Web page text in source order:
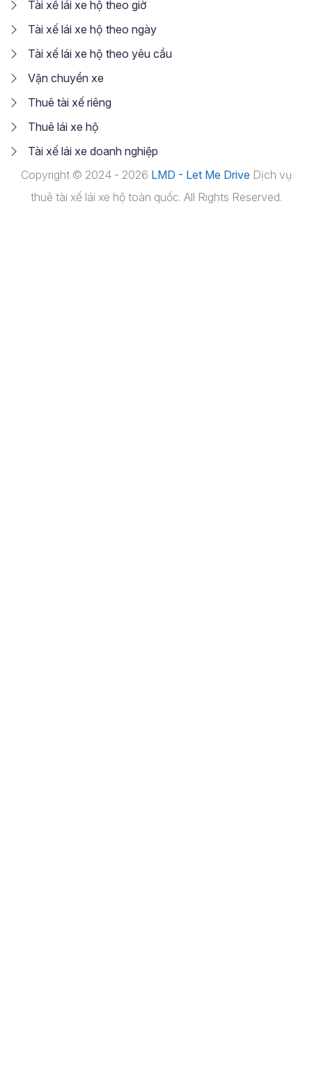
Tài xế lái xe hộ theo giờ
Tài xế lái xe hộ theo ngày
Tài xế lái xe hộ theo yêu cầu
Vận chuyển xe
Thuê tài xế riêng
Thuê lái xe hộ
Tài xế lái xe doanh nghiệp
Copyright © 2024 - 2026 LMD - Let Me Drive Dịch vụ
thuê tài xế lái xe hộ toàn quốc. All Rights Reserved.